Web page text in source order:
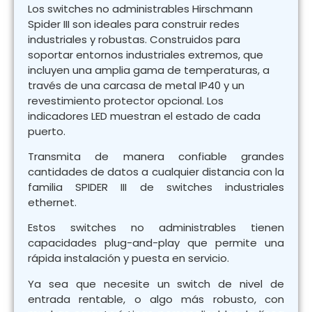
Los switches no administrables Hirschmann
Spider III son ideales para construir redes
industriales y robustas. Construidos para
soportar entornos industriales extremos, que
incluyen una amplia gama de temperaturas, a
través de una carcasa de metal IP40 y un
revestimiento protector opcional. Los
indicadores LED muestran el estado de cada
puerto.
Transmita de manera confiable grandes
cantidades de datos a cualquier distancia con la
familia SPIDER III de switches industriales
ethernet.
Estos switches no administrables tienen
capacidades plug-and-play que permite una
rápida instalación y puesta en servicio.
Ya sea que necesite un switch de nivel de
entrada rentable, o algo más robusto, con